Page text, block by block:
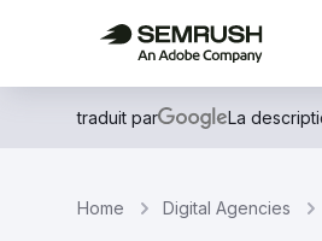
traduit par La
Home Digital Agencies